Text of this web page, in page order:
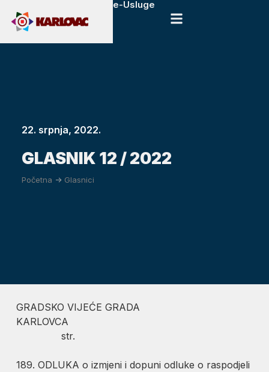
e-Usluge
22. srpnja, 2022.
GLASNIK 12 / 2022
Početna -> Glasnici
GRADSKO VIJEĆE GRADA
str.
189. ODLUKA o izmjeni i dopuni odluke o raspodjeli